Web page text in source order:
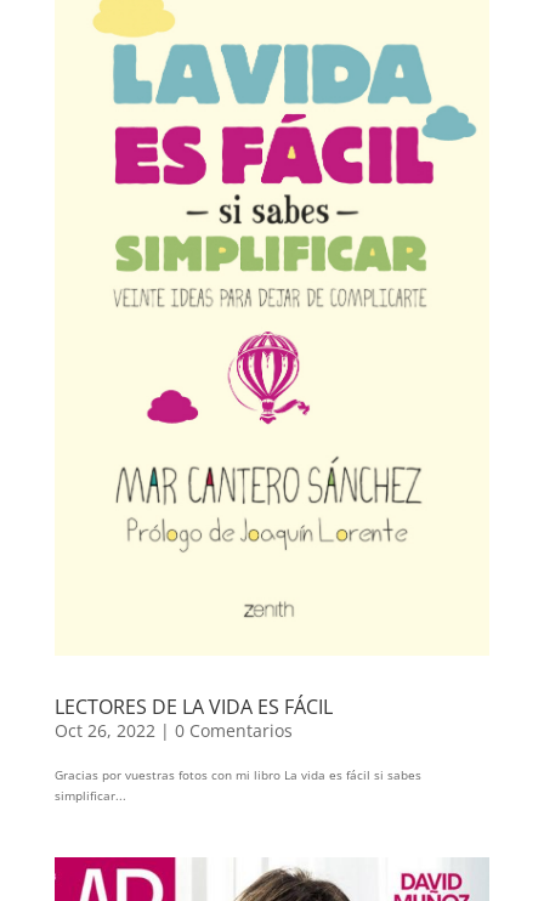
LECTORES DE LA VIDA ES FÁCIL
Oct 26, 2022 | 0 Comentarios
Gracias por vuestras fotos con mi libro La vida es fácil si sabes
simplificar...